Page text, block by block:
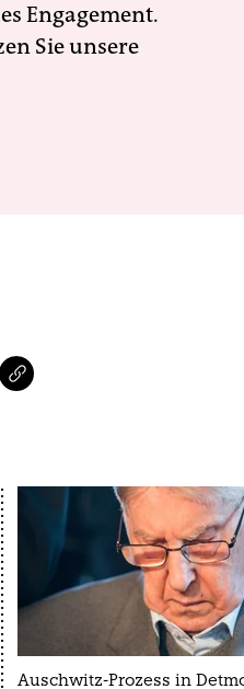
Engagement.
Sie unsere
Auschwitz-Prozess in